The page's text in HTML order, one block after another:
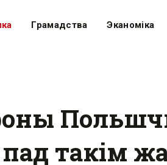
Грамадства Эканоміка
такім